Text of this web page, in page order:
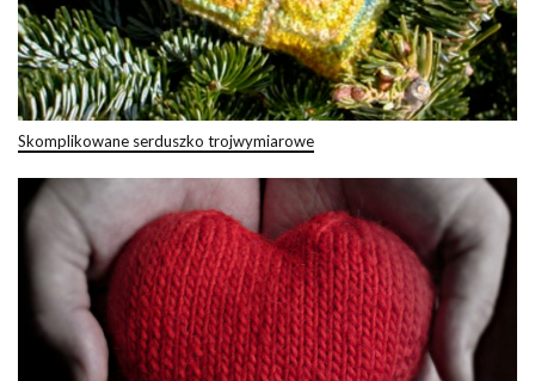
Skomplikowane serduszko trojwymiarowe